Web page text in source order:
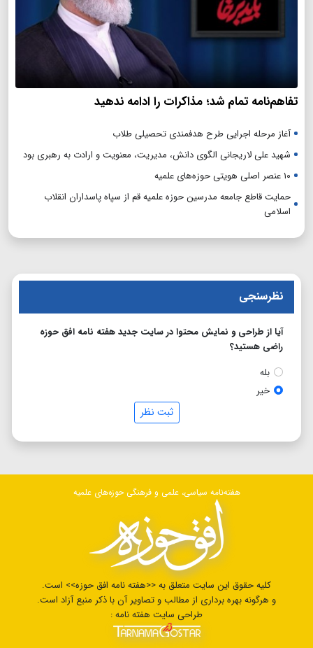
تفاهم‌نامه تمام شد؛ مذاکرات را ادامه ندهید
آغاز مرحله اجرایی طرح هدفمندی تحصیلی طلاب
شهید علی لاریجانی الگوی دانش، مدیریت، معنویت و ارادت به رهبری بود
۱۰ عنصر اصلی هویتی حوزه‌های علمیه
حمایت قاطع جامعه مدرسین حوزه علمیه قم از سپاه پاسداران انقلاب
اسلامی
نظرسنجی
آیا از طراحی و نمایش محتوا در سایت جدید هفته نامه افق حوزه
راضی هستید؟
بله
خیر
ثبت نظر
هفته‌نامه سیاسی، علمی و فرهنگی حوزه‌های علمیه
کلیه حقوق این سایت متعلق به <<هفته نامه افق حوزه>> است.
و هرگونه بهره برداری از مطالب و تصاویر آن با ذکر منبع آزاد است.
طراحی سایت هفته نامه :